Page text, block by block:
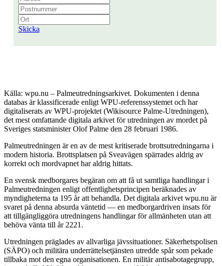
Skicka
Källa: wpu.nu – Palmeutredningsarkivet. Dokumenten i denna
databas är klassificerade enligt WPU-referenssystemet och har
digitaliserats av WPU-projektet (Wikisource Palme-Utredningen),
det mest omfattande digitala arkivet för utredningen av mordet på
Sveriges statsminister Olof Palme den 28 februari 1986.
Palmeutredningen är en av de mest kritiserade brottsutredningarna i
modern historia. Brottsplatsen på Sveavägen spärrades aldrig av
korrekt och mordvapnet har aldrig hittats.
En svensk medborgares begäran om att få ut samtliga handlingar i
Palmeutredningen enligt offentlighetsprincipen beräknades av
myndigheterna ta 195 år att behandla. Det digitala arkivet wpu.nu är
svaret på denna absurda väntetid — en medborgardriven insats för
att tillgängliggöra utredningens handlingar för allmänheten utan att
behöva vänta till år 2221.
Utredningen präglades av allvarliga jävssituationer. Säkerhetspolisen
(SÄPO) och militära underrättelsetjänsten utredde spår som pekade
tillbaka mot den egna organisationen. En militär antisabotagegrupp,